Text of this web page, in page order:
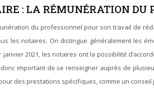
: LA RÉMUNÉRATION DU
du professionnel pour son travail de
les notaires. On distingue généralement les
2021, les notaires ont la possibilité
important de se renseigner auprès de
des prestations spécifiques, comme un